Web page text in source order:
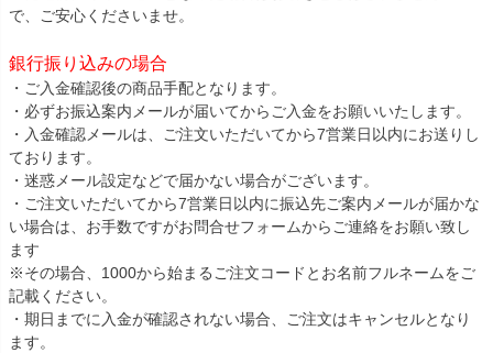
で、ご安心くださいませ。
銀行振り込みの場合
・ご入金確認後の商品手配となります。
・必ずお振込案内メールが届いてからご入金をお願いいたします。
・入金確認メールは、ご注文いただいてから7営業日以内にお送りし
ております。
・迷惑メール設定などで届かない場合がございます。
・ご注文いただいてから7営業日以内に振込先ご案内メールが届かな
い場合は、お手数ですがお問合せフォームからご連絡をお願い致し
ます
※その場合、1000から始まるご注文コードとお名前フルネームをご
記載ください。
・期日までに入金が確認されない場合、ご注文はキャンセルとなり
ます。